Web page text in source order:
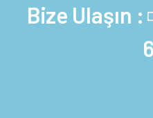
Bize Ulaşın :